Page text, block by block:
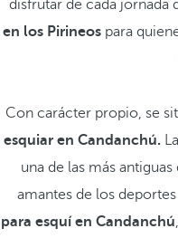
disfrutar de cada jornada
en los Pirineospara
Con carácter propio, se
esquiar en Candanchú.
una de las más
amantes de los
para esquí en Candanchú